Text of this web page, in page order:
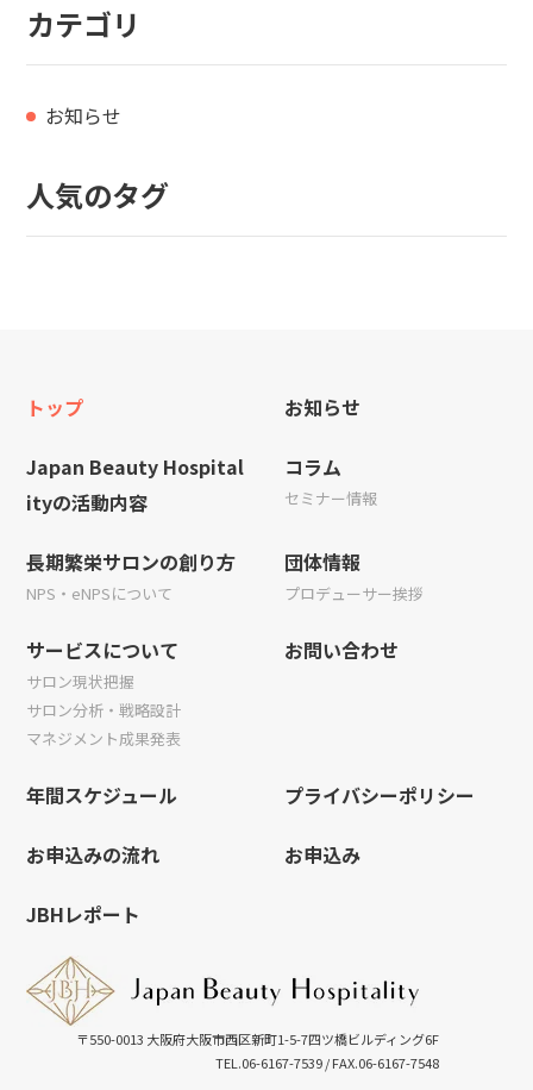
カテゴリ
お知らせ
人気のタグ
トップ
Japan Beauty Hospital
ityの活動内容
長期繁栄サロンの創り方
NPS・eNPSについて
サービスについて
サロン現状把握
サロン分析・戦略設計
マネジメント成果発表
年間スケジュール
お申込みの流れ
JBHレポート
お知らせ
コラム
セミナー情報
団体情報
プロデューサー挨拶
お問い合わせ
プライバシーポリシー
お申込み
〒550-0013 大阪府大阪市西区新町1-5-7四ツ橋ビルディング6F
TEL.06-6167-7539/ FAX.06-6167-7548